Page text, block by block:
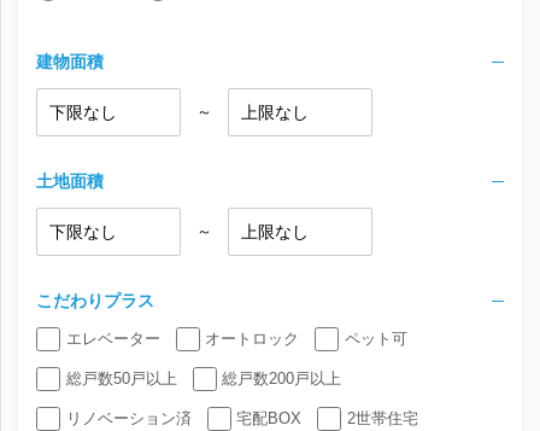
建物面積
～
土地面積
～
こだわりプラス
エレベーター オートロック ペット可
総戸数50戸以上 総戸数200戸以上
リノベーション済 宅配BOX 2世帯住宅